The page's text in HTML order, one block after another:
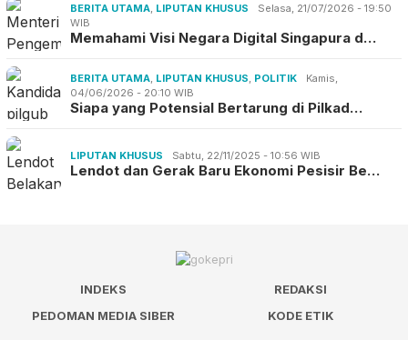
BERITA UTAMA LIPUTAN KHUSUS
Selasa, 21/07/2026 - 19:50
WIB
Memahami Visi Negara Digital Singapura d…
BERITA UTAMA LIPUTAN KHUSUS POLITIK
Kamis,
04/06/2026 - 20:10 WIB
Siapa yang Potensial Bertarung di Pilkad…
LIPUTAN KHUSUS Sabtu, 22/11/2025 - 10:56 WIB
Lendot dan Gerak Baru Ekonomi Pesisir Be…
INDEKS
REDAKSI
PEDOMAN MEDIA SIBER
KODE ETIK